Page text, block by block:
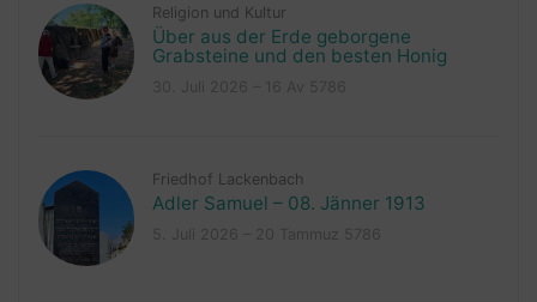
Religion und Kultur
Über aus der Erde geborgene
Grabsteine und den besten Honig
Friedhof Lackenbach
Adler Samuel – 08. Jänner 1913